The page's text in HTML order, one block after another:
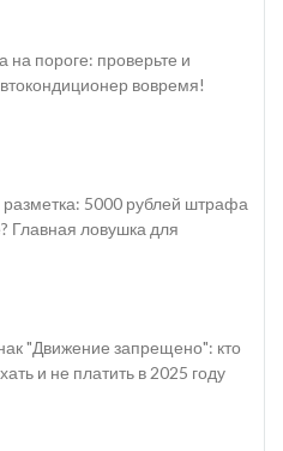
на пороге: проверьте и
вовремя!
5000 рублей штрафа
Главная ловушка для
"Движение запрещено": кто
и не платить в 2025 году